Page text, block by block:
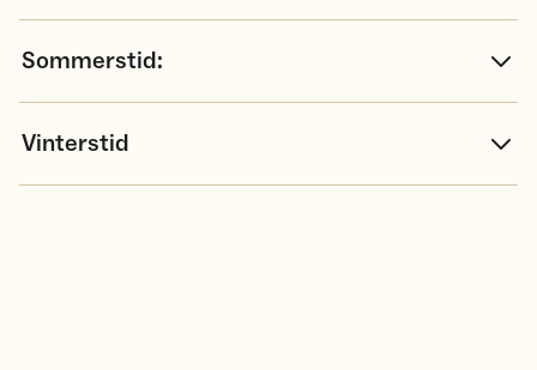
Sommerstid:
Vinterstid